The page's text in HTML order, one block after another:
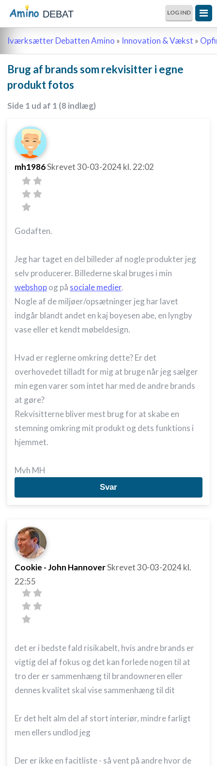
DEBAT LOG IND
Iværksætter Debatten Amino » Innovation & Vækst »
Brug af brands som rekvisitter i egne
produkt fotos
Side 1 ud af 1 (8 indlæg)
mh1986Skrevet30-03-2024kl. 22:02
Godaften.
Jeg har taget en del billeder af nogle produkter jeg
selv producerer. Billederne skal bruges i min
webshopog på sociale medier.
Nogle af de miljøer/opsætninger jeg har lavet
indgår blandt andet en kaj boyesen abe, en lyngby
vase eller et kendt møbeldesign.
Hvad er reglerne omkring dette? Er det
overhovedet tilladt for mig at bruge når jeg sælger
min egen varer som intet har med de andre brands
at gøre?
Rekvisitterne bliver mest brug for at skabe en
stemning omkring mit produkt og dets funktions i
hjemmet.
Mvh MH
Svar
Cookie - John HannoverSkrevet30-03-2024kl.
22:55
det er i bedste fald risikabelt, hvis andre brands er
vigtig del af fokus og det kan forlede nogen til at
tro der er sammenhæng til brandowneren eller
dennes kvalitet skal vise sammenhæng til dit
Er det helt alm del af stort interiør, mindre farligt
men ellers undlod jeg
Der er ikke en facitliste - så vent på andre hvor de